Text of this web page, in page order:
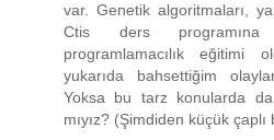
var. Genetik algoritmaları,
Ctis ders
programlamacılık eğitimi
yukarıda bahsettiğim
Yoksa bu tarz konularda
mıyız? (Şimdiden küçük